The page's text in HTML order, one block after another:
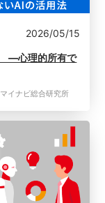
2026/05/15
―心理的所有で
イナビ総合研究所